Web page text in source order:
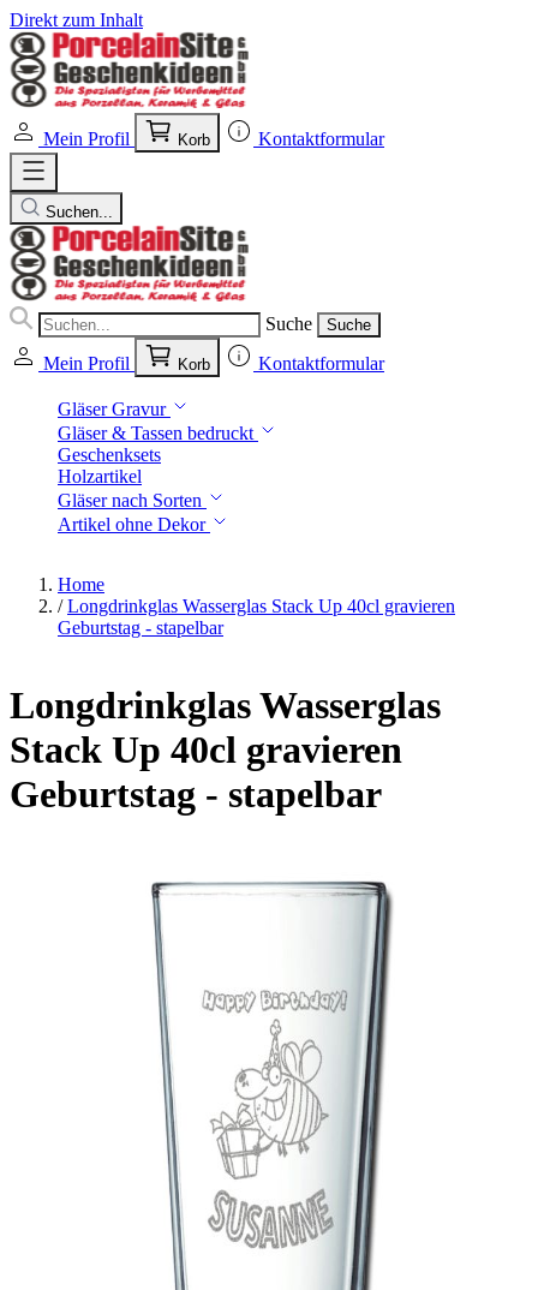
Direkt zum Inhalt
Mein Profil Korb Kontaktformular
Suchen...
Suche Suche
Mein Profil Korb Kontaktformular
Gläser Gravur
Gläser & Tassen bedruckt
Geschenksets
Holzartikel
Gläser nach Sorten
Artikel ohne Dekor
Home
/ Longdrinkglas Wasserglas Stack Up 40cl gravieren
Geburtstag - stapelbar
Longdrinkglas Wasserglas
Stack Up 40cl gravieren
Geburtstag - stapelbar